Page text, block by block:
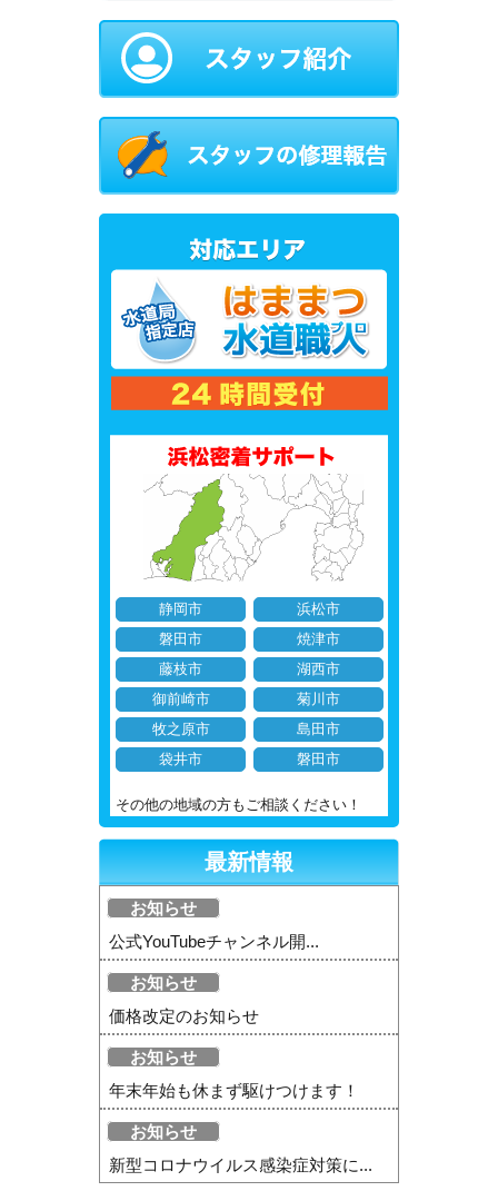
静岡市
浜松市
磐田市
焼津市
藤枝市
湖西市
御前崎市
菊川市
牧之原市
島田市
袋井市
磐田市
その他の地域の方もご相談ください！
最新情報
お知らせ
公式YouTubeチャンネル開...
お知らせ
価格改定のお知らせ
お知らせ
年末年始も休まず駆けつけます！
お知らせ
新型コロナウイルス感染症対策に...